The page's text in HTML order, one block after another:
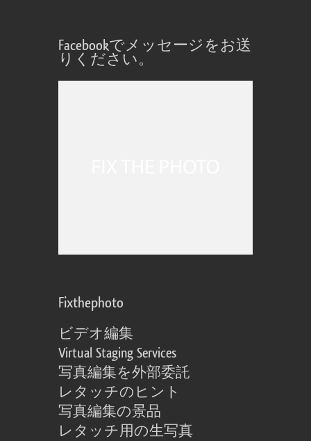
Facebookでメッセージをお送
りください。
Fixthephoto
ビデオ編集
Virtual Staging Services
写真編集を外部委託
レタッチのヒント
写真編集の景品
レタッチ用の生写真